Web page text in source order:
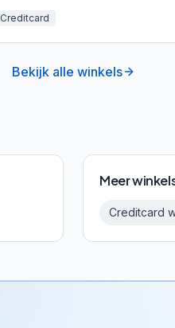
Creditcard
Bekijk alle winkels
Meer
Creditcard